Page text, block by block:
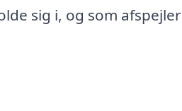
sig i, og som afspejler